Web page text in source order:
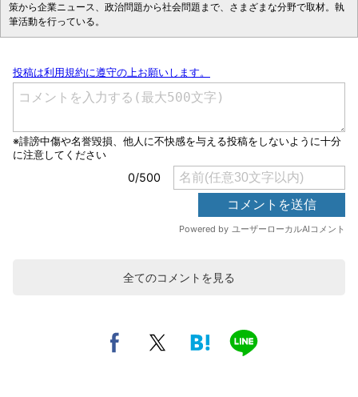
策から企業ニュース、政治問題から社会問題まで、さまざまな分野で取材。執
筆活動を行っている。
全てのコメントを見る